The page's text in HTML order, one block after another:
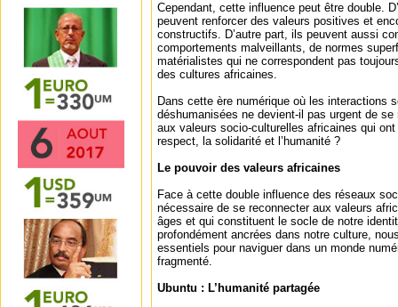
Cependant, cette influence peut être double.
peuvent renforcer des valeurs positives et
constructifs. D’autre part, ils peuvent aussi
comportements malveillants, de normes
matérialistes qui ne correspondent pas
des cultures africaines.
Dans cette ère numérique où les interactions
déshumanisées ne devient-il pas urgent de
aux valeurs socio-culturelles africaines qui
respect, la solidarité et l’humanité ?
Le pouvoir des valeurs africaines
Face à cette double influence des réseaux
nécessaire de se reconnecter aux valeurs
âges et qui constituent le socle de notre
profondément ancrées dans notre culture,
essentiels pour naviguer dans un monde
fragmenté.
Ubuntu : L’humanité partagée